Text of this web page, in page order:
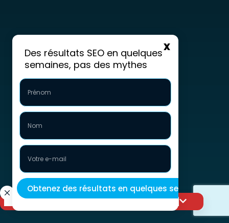
Faites passer votre visibilité au niveau supérieur
Des résultats SEO en quelques
semaines, pas des mythes